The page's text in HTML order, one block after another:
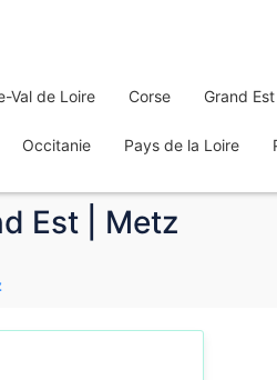
Val de Loire Corse Grand Est
Occitanie Pays de la Loire
Est | Metz